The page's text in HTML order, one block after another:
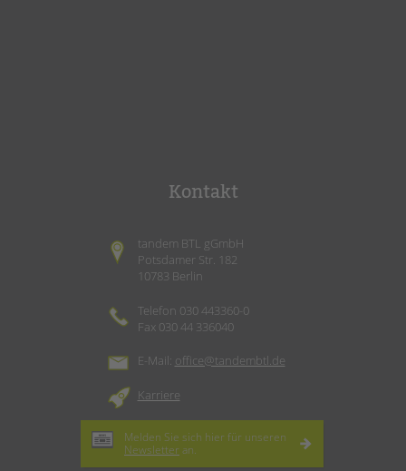
Kontakt
tandem BTL gGmbH
Potsdamer Str. 182
10783 Berlin
Telefon 030 443360-0
Fax 030 44 336040
E-Mail: office@tandembtl.de
Karriere
Melden Sie sich hier für unseren
Newsletter an.